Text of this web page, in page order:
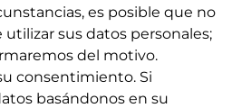
es posible que no
sus datos personales;
del motivo.
consentimiento. Si
basándonos en su